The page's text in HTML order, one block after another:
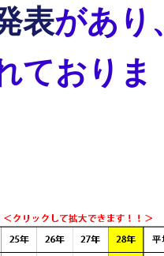
表があり、
ておりま